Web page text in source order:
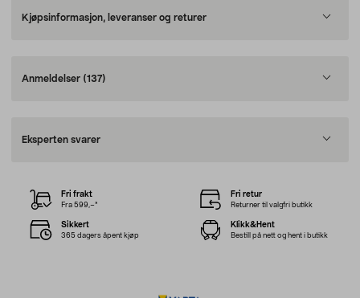
Kjøpsinformasjon, leveranser og returer
Anmeldelser (137)
Eksperten svarer
Fri frakt
Fra 599,–*
Fri retur
Returner til valgfri butikk
Sikkert
365 dagers åpent kjøp
Klikk&Hent
Bestill på nett og hent i butikk